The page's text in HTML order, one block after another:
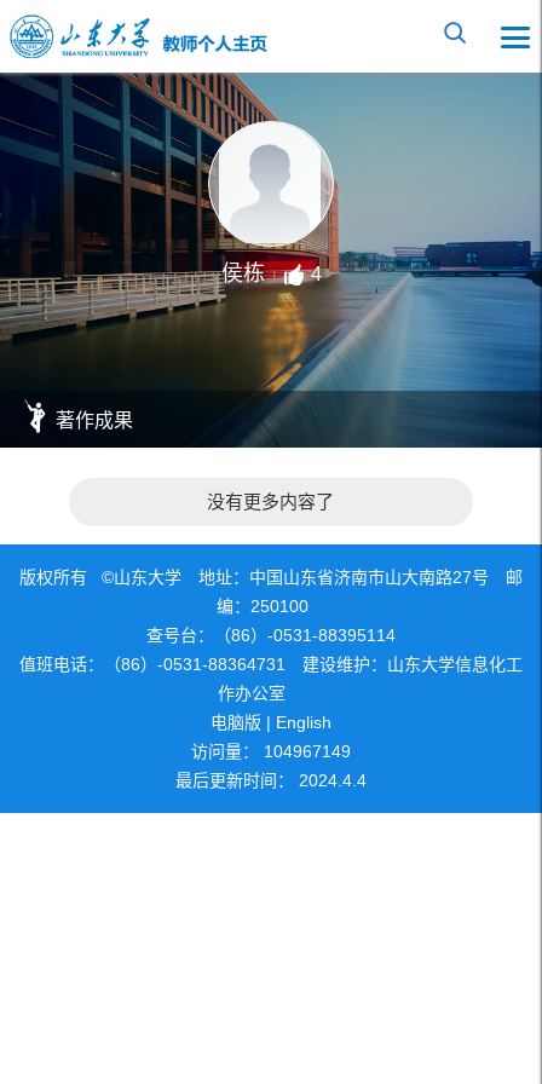
侯栋 4
著作成果
没有更多内容了
版权所有 ©山东大学 地址：中国山东省济南市山大南路27号 邮
编：250100
查号台：（86）-0531-88395114
值班电话：（86）-0531-88364731 建设维护：山东大学信息化工
作办公室
电脑版 | English
访问量： 104967149
最后更新时间： 2024 4 4